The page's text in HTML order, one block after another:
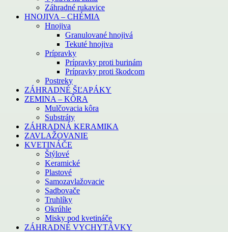
Záhradné rukavice
HNOJIVA – CHÉMIA
Hnojiva
Granulované hnojivá
Tekuté hnojiva
Prípravky
Prípravky proti burinám
Prípravky proti škodcom
Postreky
ZÁHRADNÉ ŠĽAPÁKY
ZEMINA – KÔRA
Mulčovacia kôra
Substráty
ZÁHRADNÁ KERAMIKA
ZAVLAŽOVANIE
KVETINÁČE
Štýlové
Keramické
Plastové
Samozavlažovacie
Sadbovače
Truhlíky
Okrúhle
Misky pod kvetináče
ZÁHRADNÉ VYCHYTÁVKY